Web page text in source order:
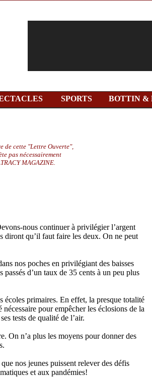
SPORTS BOTTIN &
de cette "Lettre Ouverte",
pas nécessairement
MAGAZINE.
nous continuer à privilégier l’argent
diront qu’il faut faire les deux. On ne peut
nos poches en privilégiant des baisses
d’un taux de 35 cents à un peu plus
écoles primaires. En effet, la presque totalité
pour empêcher les éclosions de la
tests de qualité de l’air.
On n’a plus les moyens pour donner des
nos jeunes puissent relever des défis
et aux pandémies!